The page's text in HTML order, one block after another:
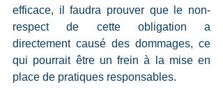
efficace, il faudra prouver que le non-
respect de cette obligation a
directement causé des dommages, ce
qui pourrait être un frein à la mise en
place de pratiques responsables.